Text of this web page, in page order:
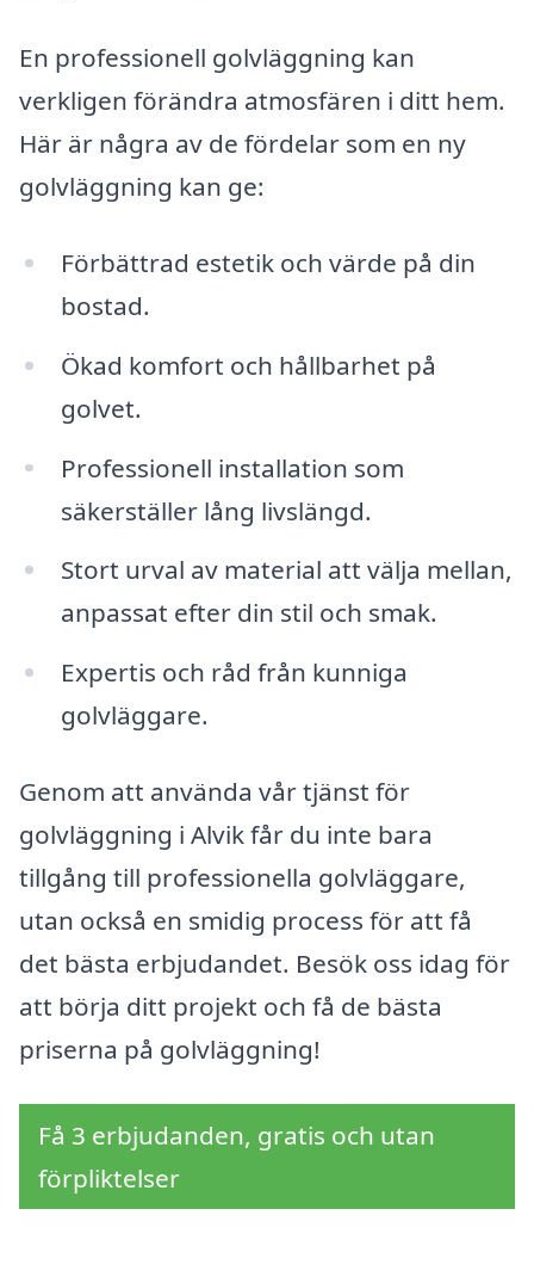
En professionell golvläggning kan
verkligen förändra atmosfären i ditt hem.
Här är några av de fördelar som en ny
golvläggning kan ge:
Förbättrad estetik och värde på din
bostad.
Ökad komfort och hållbarhet på
golvet.
Professionell installation som
säkerställer lång livslängd.
Stort urval av material att välja mellan,
anpassat efter din stil och smak.
Expertis och råd från kunniga
golvläggare.
Genom att använda vår tjänst för
golvläggning i Alvik får du inte bara
tillgång till professionella golvläggare,
utan också en smidig process för att få
det bästa erbjudandet. Besök oss idag för
att börja ditt projekt och få de bästa
priserna på golvläggning!
Få 3 erbjudanden, gratis och utan
förpliktelser